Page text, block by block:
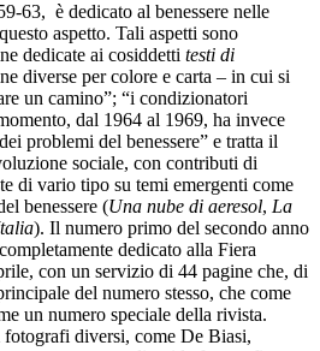
63, è dedicato al benessere nelle
aspetto. Tali aspetti sono
dedicate ai cosiddetti testi di
diverse per colore e carta – in cui si
un camino”; “i condizionatori
dal 1964 al 1969, ha invece
problemi del benessere” e tratta il
sociale, con contributi di
di vario tipo su temi emergenti come
benessere (Una nube di aeresol, La
). Il numero primo del secondo anno
dedicato alla Fiera
con un servizio di 44 pagine che, di
del numero stesso, che come
un numero speciale della rivista.
diversi, come De Biasi,